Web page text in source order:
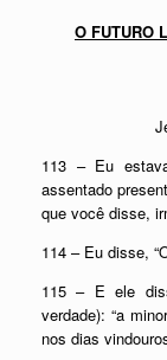
O FUTURO
113 – Eu
assentado
que você disse,
114 – Eu disse,
115 – E ele
verdade): “a
nos dias